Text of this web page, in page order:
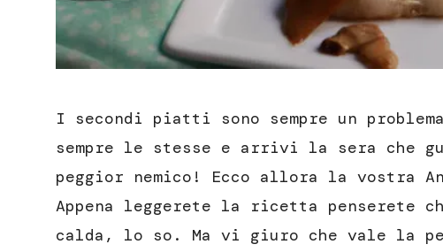
I secondi piatti sono sempre un
sempre le stesse e arrivi la sera che
peggior nemico! Ecco allora la vostra
Appena leggerete la ricetta penserete
calda, lo so. Ma vi giuro che vale la